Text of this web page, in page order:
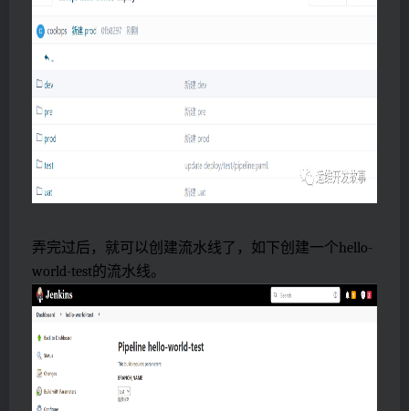
弄完过后，就可以创建流水线了，如下创建一个hello-
world-test的流水线。